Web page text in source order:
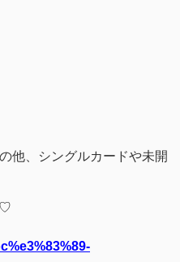
他、シングルカードや未開
♡